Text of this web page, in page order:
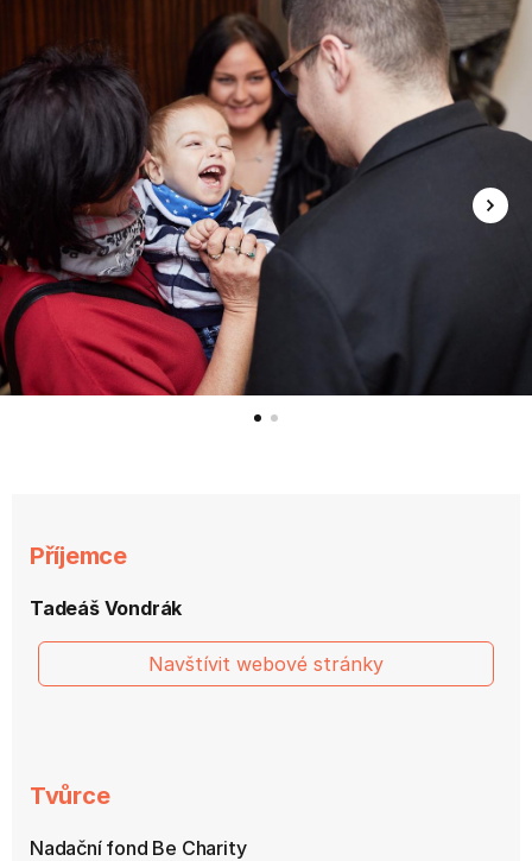
Příjemce
Tadeáš Vondrák
Navštívit webové stránky
Tvůrce
Nadační fond Be Charity